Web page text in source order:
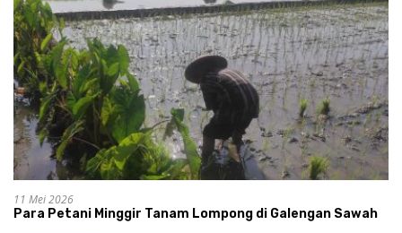
11 Mei 2026
Para Petani Minggir Tanam Lompong di Galengan Sawah